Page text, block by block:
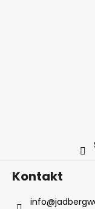
Kontakt
info@